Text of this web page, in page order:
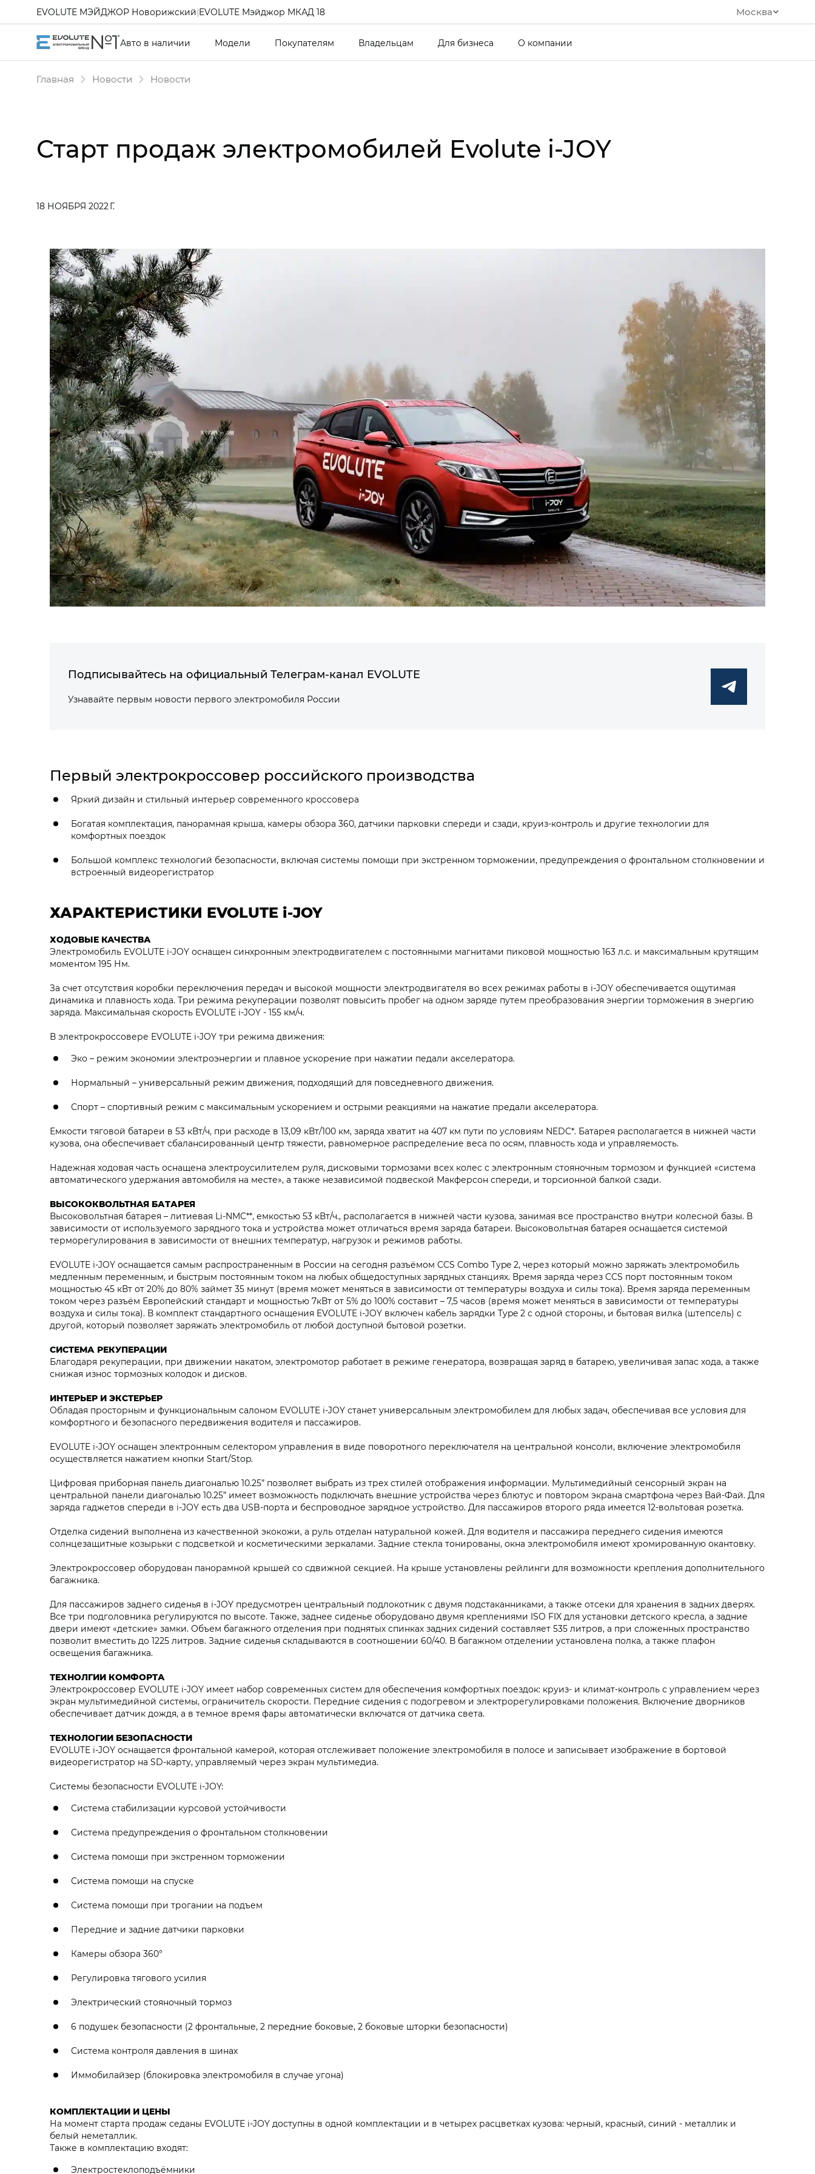
Москва
EVOLUTE МЭЙДЖОР Новорижский|EVOLUTE Мэйджор МКАД 18
Авто в наличии Модели Покупателям Владельцам Для бизнеса О компании
Главная Новости Новости
Старт продаж электромобилей Evolute i‑JOY
18 НОЯБРЯ 2022 Г.
Подписывайтесь на официальный Телеграм-канал EVOLUTE
Узнавайте первым новости первого электромобиля России
Первый электрокроссовер российского производства
Яркий дизайн и стильный интерьер современного кроссовера
Богатая комплектация, панорамная крыша, камеры обзора 360, датчики парковки спереди и сзади, круиз-контроль и другие технологии для
комфортных поездок
Большой комплекс технологий безопасности, включая системы помощи при экстренном торможении, предупреждения о фронтальном столкновении и
встроенный видеорегистратор
ХАРАКТЕРИСТИКИ EVOLUTE i‑JOY
ХОДОВЫЕ КАЧЕСТВА
Электромобиль EVOLUTE i‑JOY оснащен синхронным электродвигателем с постоянными магнитами пиковой мощностью 163 л.с. и максимальным крутящим
моментом 195 Нм.
За счет отсутствия коробки переключения передач и высокой мощности электродвигателя во всех режимах работы в i‑JOY обеспечивается ощутимая
динамика и плавность хода. Три режима рекуперации позволят повысить пробег на одном заряде путем преобразования энергии торможения в энергию
заряда. Максимальная скорость EVOLUTE i‑JOY - 155 км/ч.
В электрокроссовере EVOLUTE i‑JOY три режима движения:
Эко – режим экономии электроэнергии и плавное ускорение при нажатии педали акселератора.
Нормальный – универсальный режим движения, подходящий для повседневного движения.
Спорт – спортивный режим с максимальным ускорением и острыми реакциями на нажатие предали акселератора.
Емкости тяговой батареи в 53 кВт/ч, при расходе в 13,09 кВт/100 км, заряда хватит на 407 км пути по условиям NEDC*. Батарея располагается в нижней части
кузова, она обеспечивает сбалансированный центр тяжести, равномерное распределение веса по осям, плавность хода и управляемость.
Надежная ходовая часть оснащена электроусилителем руля, дисковыми тормозами всех колес с электронным стояночным тормозом и функцией «система
автоматического удержания автомобиля на месте», а также независимой подвеской Макферсон спереди, и торсионной балкой сзади.
ВЫСОКОКВОЛЬТНАЯ БАТАРЕЯ
Высоковольтная батарея – литиевая Li-NMC**, емкостью 53 кВт/ч., располагается в нижней части кузова, занимая все пространство внутри колесной базы. В
зависимости от используемого зарядного тока и устройства может отличаться время заряда батареи. Высоковольтная батарея оснащается системой
терморегулирования в зависимости от внешних температур, нагрузок и режимов работы.
EVOLUTE i‑JOY оснащается самым распространенным в России на сегодня разъёмом CCS Combo Type 2, через который можно заряжать электромобиль
медленным переменным, и быстрым постоянным током на любых общедоступных зарядных станциях. Время заряда через CCS порт постоянным током
мощностью 45 кВт от 20% до 80% займет 35 минут (время может меняться в зависимости от температуры воздуха и силы тока). Время заряда переменным
током через разъём Европейский стандарт и мощностью 7кВт от 5% до 100% составит – 7,5 часов (время может меняться в зависимости от температуры
воздуха и силы тока). В комплект стандартного оснащения EVOLUTE i‑JOY включен кабель зарядки Type 2 с одной стороны, и бытовая вилка (штепсель) с
другой, который позволяет заряжать электромобиль от любой доступной бытовой розетки.
СИСТЕМА РЕКУПЕРАЦИИ
Благодаря рекуперации, при движении накатом, электромотор работает в режиме генератора, возвращая заряд в батарею, увеличивая запас хода, а также
снижая износ тормозных колодок и дисков.
ИНТЕРЬЕР И ЭКСТЕРЬЕР
Обладая просторным и функциональным салоном EVOLUTE i‑JOY станет универсальным электромобилем для любых задач, обеспечивая все условия для
комфортного и безопасного передвижения водителя и пассажиров.
EVOLUTE i‑JOY оснащен электронным селектором управления в виде поворотного переключателя на центральной консоли, включение электромобиля
осуществляется нажатием кнопки Start/Stop.
Цифровая приборная панель диагональю 10.25” позволяет выбрать из трех стилей отображения информации. Мультимедийный сенсорный экран на
центральной панели диагональю 10.25” имеет возможность подключать внешние устройства через блютус и повтором экрана смартфона через Вай-Фай. Для
заряда гаджетов спереди в i‑JOY есть два USB-порта и беспроводное зарядное устройство. Для пассажиров второго ряда имеется 12-вольтовая розетка.
Отделка сидений выполнена из качественной экокожи, а руль отделан натуральной кожей. Для водителя и пассажира переднего сидения имеются
солнцезащитные козырьки с подсветкой и косметическими зеркалами. Задние стекла тонированы, окна электромобиля имеют хромированную окантовку.
Электрокроссовер оборудован панорамной крышей со сдвижной секцией. На крыше установлены рейлинги для возможности крепления дополнительного
багажника.
Для пассажиров заднего сиденья в i‑JOY предусмотрен центральный подлокотник с двумя подстаканниками, а также отсеки для хранения в задних дверях.
Все три подголовника регулируются по высоте. Также, заднее сиденье оборудовано двумя креплениями ISO FIX для установки детского кресла, а задние
двери имеют «детские» замки. Объем багажного отделения при поднятых спинках задних сидений составляет 535 литров, а при сложенных пространство
позволит вместить до 1225 литров. Задние сиденья складываются в соотношении 60/40. В багажном отделении установлена полка, а также плафон
освещения багажника.
ТЕХНОЛГИИ КОМФОРТА
Электрокроссовер EVOLUTE i‑JOY имеет набор современных систем для обеспечения комфортных поездок: круиз- и климат-контроль с управлением через
экран мультимедийной системы, ограничитель скорости. Передние сидения с подогревом и электрорегулировками положения. Включение дворников
обеспечивает датчик дождя, а в темное время фары автоматически включатся от датчика света.
ТЕХНОЛОГИИ БЕЗОПАСНОСТИ
EVOLUTE i‑JOY оснащается фронтальной камерой, которая отслеживает положение электромобиля в полосе и записывает изображение в бортовой
видеорегистратор на SD-карту, управляемый через экран мультимедиа.
Системы безопасности EVOLUTE i‑JOY:
Система стабилизации курсовой устойчивости
Система предупреждения о фронтальном столкновении
Система помощи при экстренном торможении
Система помощи на спуске
Система помощи при трогании на подъем
Передние и задние датчики парковки
Камеры обзора 360°
Регулировка тягового усилия
Электрический стояночный тормоз
6 подушек безопасности (2 фронтальные, 2 передние боковые, 2 боковые шторки безопасности)
Система контроля давления в шинах
Иммобилайзер (блокировка электромобиля в случае угона)
КОМПЛЕКТАЦИИ И ЦЕНЫ
На момент старта продаж седаны EVOLUTE i‑JOY доступны в одной комплектации и в четырех расцветках кузова: черный, красный, синий - металлик и
белый неметаллик.
Также в комплектацию входят:
Электростеклоподъёмники